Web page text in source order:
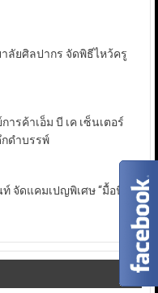
ลัยศิลปากร จัดพิธีไหว้ครู
รค้าเอ็ม บี เค เซ็นเตอร์
ดำบรรพ์
จัดแคมเปญพิเศษ “มื้อนี้เรา